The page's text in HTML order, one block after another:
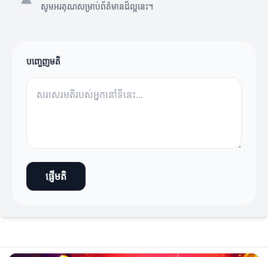
សូមអរគុណសម្រាប់ព័ត៌មានដ៏ល្អនេះ។
បញ្ចេញមតិ
ផ្ញើមតិ